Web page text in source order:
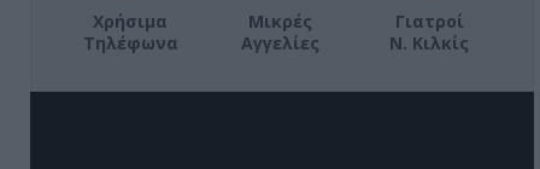
Χρήσιμα
Τηλέφωνα
Μικρές
Αγγελίες
Γιατροί
Ν. Κιλκίς